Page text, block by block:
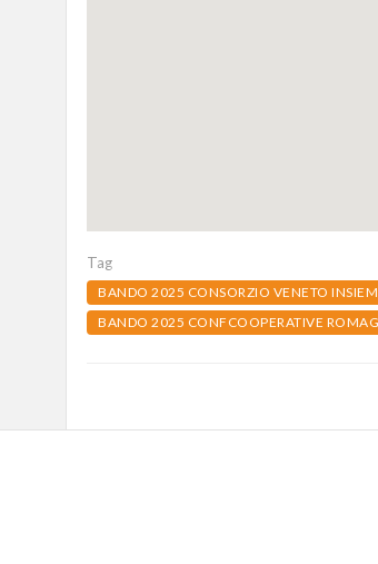
Tag
BANDO 2025 CONSORZIO VENETO
BANDO 2025 CONFCOOPERATIVE